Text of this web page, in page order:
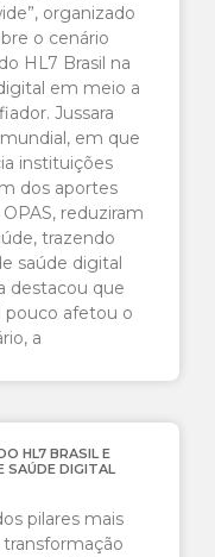
organizado
o cenário
HL7 Brasil na
em meio a
Jussara
em que
instituições
dos aportes
reduziram
trazendo
saúde digital
destacou que
pouco afetou o
a
HL7 BRASIL E
SAÚDE DIGITAL
pilares mais